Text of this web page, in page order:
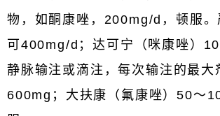
物，如酮康唑，200mg/d，顿服。
可400mg/d；达可宁（咪康唑）
静脉输注或滴注，每次输注的最大
600mg；大扶康（氟康唑）50～